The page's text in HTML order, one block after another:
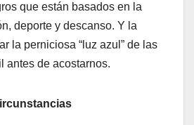
que están basados en la
deporte y descanso. Y la
la perniciosa “luz azul” de las
antes de acostarnos.